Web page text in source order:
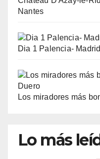
Nantes
Dia 1 Palencia-
Los miradores más
Lo más